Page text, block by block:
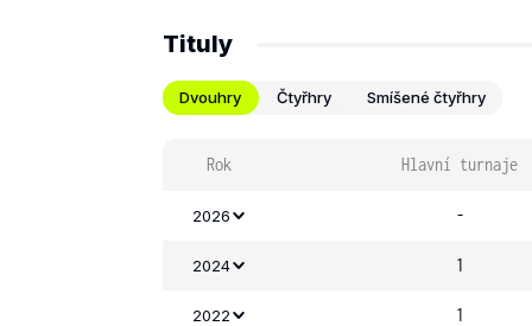
Tituly
Dvouhry Čtyřhry Smíšené čtyřhry
Rok Hlavní turnaje
2026 -
2024 1
2022 1